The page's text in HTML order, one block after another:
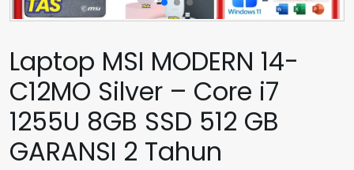
Laptop MSI MODERN 14-
C12MO Silver – Core i7
1255U 8GB SSD 512 GB
GARANSI 2 Tahun